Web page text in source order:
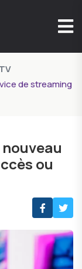
de streaming
ou